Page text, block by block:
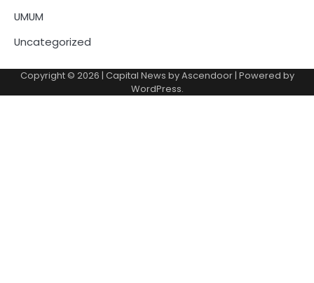
UMUM
Uncategorized
Copyright © 2026 | Capital News byAscendoor| Powered by
WordPress.